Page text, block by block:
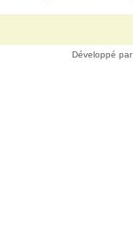
Développé